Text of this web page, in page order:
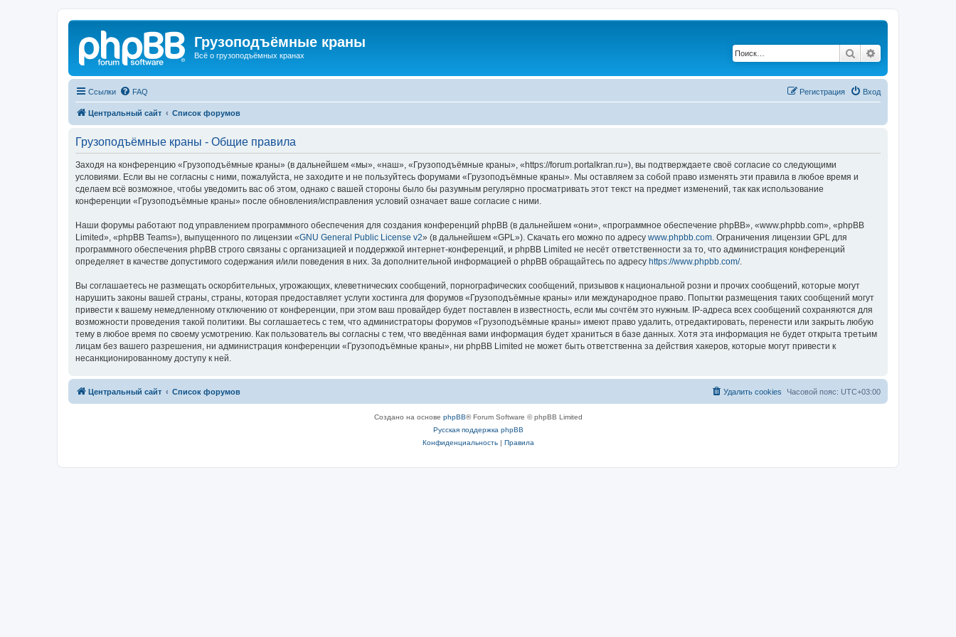
Грузоподъёмные краны
Всё о грузоподъёмных кранах Поиск
Ссылки FAQ Вход
Регистрация
Центральный сайт Список форумов
Грузоподъёмные краны - Общие правила
Заходя на конференцию «Грузоподъёмные краны» (в дальнейшем «мы», «наш», «Грузоподъёмные краны», «https://forum.portalkran.ru»), вы подтверждаете своё согласие со следующими
условиями. Если вы не согласны с ними, пожалуйста, не заходите и не пользуйтесь форумами «Грузоподъёмные краны». Мы оставляем за собой право изменять эти правила в любое время и
сделаем всё возможное, чтобы уведомить вас об этом, однако с вашей стороны было бы разумным регулярно просматривать этот текст на предмет изменений, так как использование
конференции «Грузоподъёмные краны» после обновления/исправления условий означает ваше согласие с ними.
Наши форумы работают под управлением программного обеспечения для создания конференций phpBB (в дальнейшем «они», «программное обеспечение phpBB», «www.phpbb.com», «phpBB
Limited», «phpBB Teams»), выпущенного по лицензии «GNU General Public License v2» (в дальнейшем «GPL»). Скачать его можно по адресу www.phpbb.com . Ограничения лицензии GPL для
программного обеспечения phpBB строго связаны с организацией и поддержкой интернет-конференций, и phpBB Limited не несёт ответственности за то, что администрация конференций
определяет в качестве допустимого содержания и/или поведения в них. За дополнительной информацией о phpBB обращайтесь по адресу https://www.phpbb.com/.
Вы соглашаетесь не размещать оскорбительных, угрожающих, клеветнических сообщений, порнографических сообщений, призывов к национальной розни и прочих сообщений, которые могут
нарушить законы вашей страны, страны, которая предоставляет услуги хостинга для форумов «Грузоподъёмные краны» или международное право. Попытки размещения таких сообщений могут
привести к вашему немедленному отключению от конференции, при этом ваш провайдер будет поставлен в известность, если мы сочтём это нужным. IP-адреса всех сообщений сохраняются для
возможности проведения такой политики. Вы соглашаетесь с тем, что администраторы форумов «Грузоподъёмные краны» имеют право удалить, отредактировать, перенести или закрыть любую
тему в любое время по своему усмотрению. Как пользователь вы согласны с тем, что введённая вами информация будет храниться в базе данных. Хотя эта информация не будет открыта третьим
лицам без вашего разрешения, ни администрация конференции «Грузоподъёмные краны», ни phpBB Limited не может быть ответственна за действия хакеров, которые могут привести к
несанкционированному доступу к ней.
Центральный сайт Список форумов Часовой пояс: UTC+03:00
Удалить cookies
Создано на основе phpBB® Forum Software © phpBB Limited
Русская поддержка phpBB
Конфиденциальность| Правила